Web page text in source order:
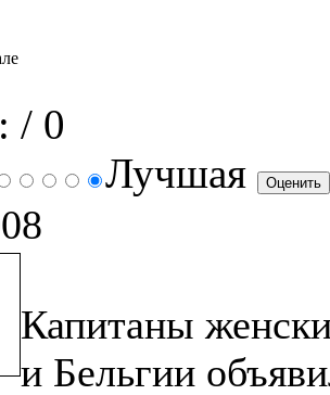
/ 0
Лучшая
Капитаны
и Бельгии